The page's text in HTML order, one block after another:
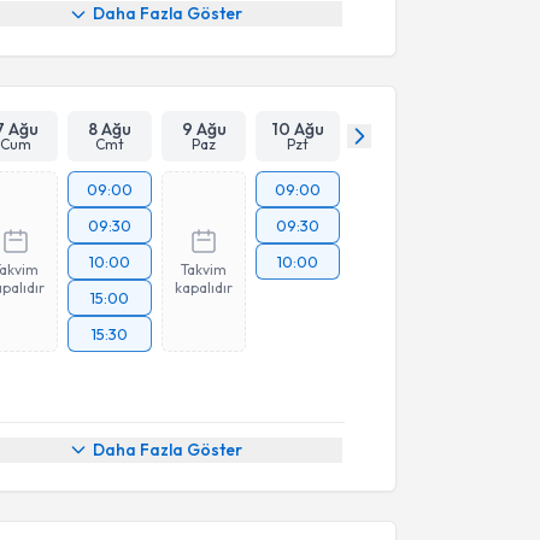
Daha Fazla Göster
Ağu
Cum
8 Ağu
Cmt
9 Ağu
Paz
10 Ağu
Pzt
09:00
09:30
10:00
15:00
15:30
Takvim
kapalıdır
09:00
09:30
10:00
Daha Fazla Göster